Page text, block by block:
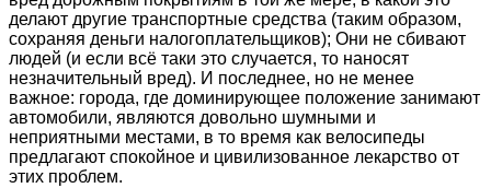
делают другие транспортные средства (таким образом,
сохраняя деньги налогоплательщиков); Они не сбивают
людей (и если всё таки это случается, то наносят
незначительный вред). И последнее, но не менее
важное: города, где доминирующее положение занимают
автомобили, являются довольно шумными и
неприятными местами, в то время как велосипеды
предлагают спокойное и цивилизованное лекарство от
этих проблем.